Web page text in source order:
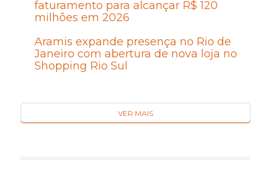
faturamento para alcançar R$ 120
milhões em 2026
Aramis expande presença no Rio de
Janeiro com abertura de nova loja no
Shopping Rio Sul
VER MAIS